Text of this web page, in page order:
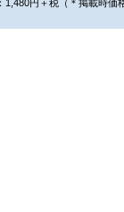
円＋税（＊掲載時価